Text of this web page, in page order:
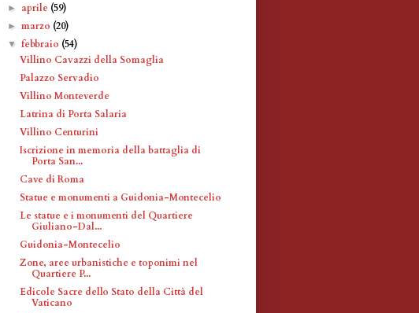
► aprile (59)
►marzo (20)
▼febbraio (54)
Villino Cavazzi della Somaglia
Palazzo Servadio
Villino Monteverde
Latrina di Porta Salaria
Villino Centurini
Iscrizione in memoria della battaglia di
Porta San...
Cave di Roma
Statue e monumenti a Guidonia-Montecelio
Le statue e i monumenti del Quartiere
Giuliano-Dal...
Guidonia-Montecelio
Zone, aree urbanistiche e toponimi nel
Quartiere P...
Edicole Sacre dello Stato della Città del
Vaticano